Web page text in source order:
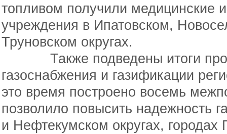
топливом получили медицинские
учреждения в Ипатовском,
Труновском округах.
Также подведены итоги
газоснабжения и газификации
это время построено восемь
позволило повысить надежность
и Нефтекумском округах,